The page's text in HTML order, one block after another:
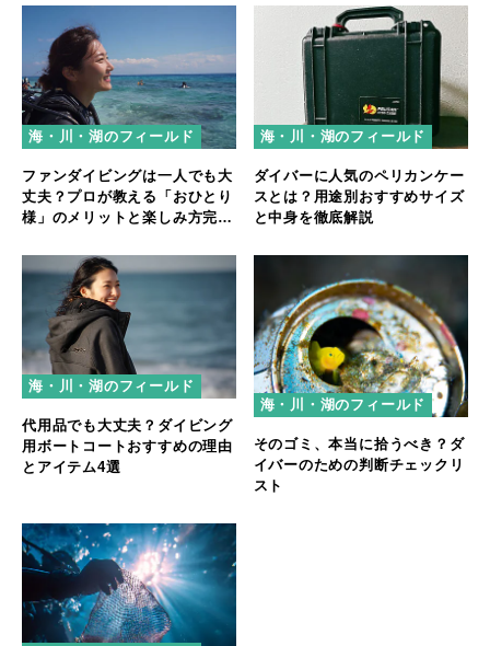
海・川・湖のフィールド
ファンダイビングは一人でも大
丈夫？プロが教える「おひとり
様」のメリットと楽しみ方完全
海・川・湖のフィールド
ダイバーに人気のペリカンケー
スとは？用途別おすすめサイズ
と中身を徹底解説
海・川・湖のフィールド
代用品でも大丈夫？ダイビング
用ボートコートおすすめの理由
とアイテム4選
海・川・湖のフィールド
そのゴミ、本当に拾うべき？ダ
イバーのための判断チェックリ
スト